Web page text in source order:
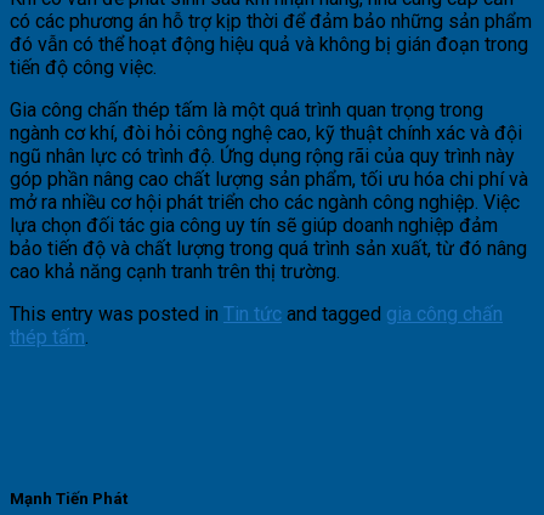
có các phương án hỗ trợ kịp thời để đảm bảo những sản phẩm
đó vẫn có thể hoạt động hiệu quả và không bị gián đoạn trong
tiến độ công việc.
Gia công chấn thép tấm là một quá trình quan trọng trong
ngành cơ khí, đòi hỏi công nghệ cao, kỹ thuật chính xác và đội
ngũ nhân lực có trình độ. Ứng dụng rộng rãi của quy trình này
góp phần nâng cao chất lượng sản phẩm, tối ưu hóa chi phí và
mở ra nhiều cơ hội phát triển cho các ngành công nghiệp. Việc
lựa chọn đối tác gia công uy tín sẽ giúp doanh nghiệp đảm
bảo tiến độ và chất lượng trong quá trình sản xuất, từ đó nâng
cao khả năng cạnh tranh trên thị trường.
This entry was posted in Tin tức and tagged gia công chấn
thép tấm.
Mạnh Tiến Phát